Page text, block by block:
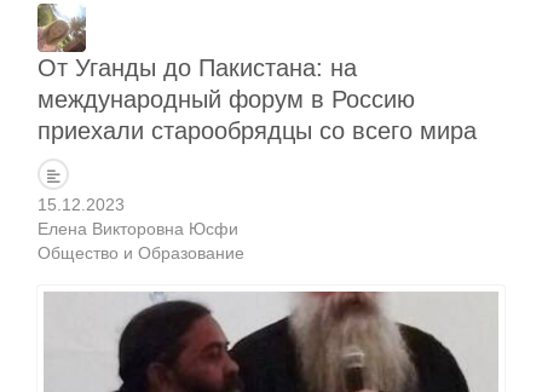
От Уганды до Пакистана: на
международный форум в Россию
приехали старообрядцы со всего мира
15.12.2023
Елена Викторовна Юсфи
Общество и Образование